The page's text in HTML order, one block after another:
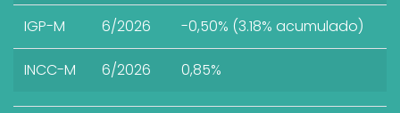
IGP-M 6/2026 -0,50% (3.18% acumulado)
INCC-M 6/2026 0,85%